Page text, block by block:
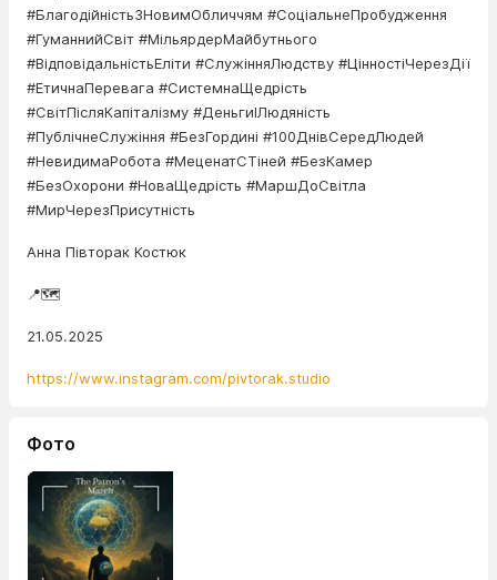
#БлагодійністьЗНовимОбличчям #СоціальнеПробудження
#ГуманнийСвіт #МільярдерМайбутнього
#ВідповідальністьЕліти #СлужінняЛюдству #ЦінностіЧерезДії
#ЕтичнаПеревага #СистемнаЩедрість
#СвітПісляКапіталізму #ДеньгиІЛюдяність
#ПублічнеСлужіння #БезГордині #100ДнівСередЛюдей
#НевидимаРобота #МеценатСТіней #БезКамер
#БезОхорони #НоваЩедрість #МаршДоСвітла
#МирЧерезПрисутність
Анна Півторак Костюк
📍🗺️
21.05.2025
https://www.instagram.com/pivtorak.studio
Фото